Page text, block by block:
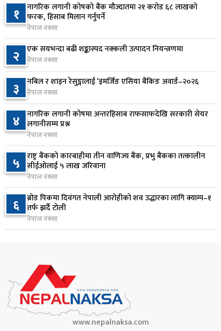
६
रूकुम पश्चिममा प्रहरीको गाडीले मोटरसाइकललाई
ठक्कर दिँदा किशोरको मृत्यु
२ दिन अघि
७
प्रतिनिधिसभा बैठक बस्दै , पाँच विधेयक र प्रतिवेदन
प्रस्तुत हुने
२ दिन अघि
८
आज बस्ने भनिएको राष्ट्रिय सभाको बैठक बुधबारका लागि
सर्‍यो
२ दिन अघि
९
वीरगञ्जमा ट्यांकरको सिल खोलेर तेल निकाल्ने सात जना
रंगेहात पक्राउ
१०
जन्मसिद्ध नागरिकता कडा बनाउने ट्रम्पको नयाँ प्रयास, दुई
कार्यकारी आदेश जारी
२ दिन अघि
१ नागरिक लगानी कोषको बैंक मौज्दातमा २१ करोड ६८ लाखको
फरक, हिसाब मिलान गर्नुपर्ने
नेपाल नक्सा
२ एक सयभन्दा बढी शङ्कास्पद नक्कली उत्पादन नियन्त्रणमा
नेपाल नक्सा
३ नबिल र शाइन रेसुङ्गालाई ‘इमर्जिङ एसिया बैंकिङ अवार्ड–२०२६
नेपाल नक्सा
४ नागरिक लगानी कोषमा अन्तरहिसाब राफसाफदेखि सरकारी सेयर
लगानीसम्म प्रश्न
नेपाल नक्सा
५ राष्ट्र बैंकको कारबाहीमा तीन वाणिज्य बैंक, प्रभु बैंकका तत्कालीन
सीईओलाई ५ लाख जरिवाना
नेपाल नक्सा
६ ब्रोड पिकमा दिवंगत नेपाली आरोहीको शव उद्धारका लागि क्याम्प–१
तर्फ झर्दै टोली
नेपाल नक्सा
www.nepalnaksa.com